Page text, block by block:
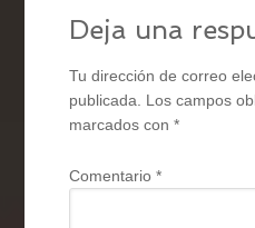
Deja una
Tu dirección de correo
publicada. Los campos
marcados con*
Comentario*